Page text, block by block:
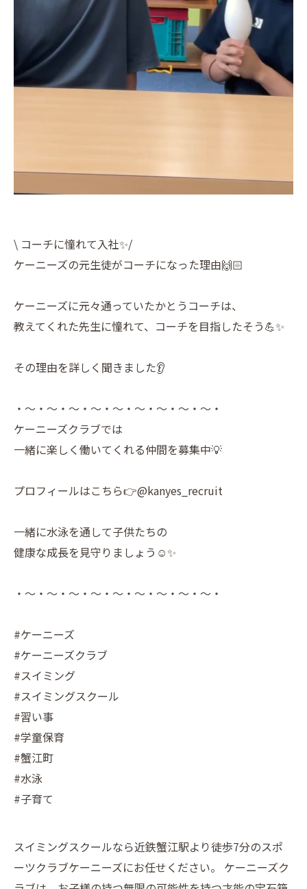
\ コーチに憧れて入社✨/
ケーニーズの元生徒がコーチになった理由🙌🏻
ケーニーズに元々通っていたかとうコーチは、
教えてくれた先生に憧れて、コーチを目指したそう💪✨
その理由を詳しく聞きました👂
・～・～・～・～・～・～・～・～・～・
ケーニーズクラブでは
一緒に楽しく働いてくれる仲間を募集中💡
プロフィールはこちら👉@kanyes_recruit
一緒に水泳を通して子供たちの
健康な成長を見守りましょう☺️✨
・～・～・～・～・～・～・～・～・～・
#ケーニーズ
#ケーニーズクラブ
#スイミング
#スイミングスクール
#習い事
#学童保育
#蟹江町
#水泳
#子育て
スイミングスクールなら近鉄蟹江駅より徒歩7分のスポ
ーツクラブケーニーズにお任せください。 ケーニーズク